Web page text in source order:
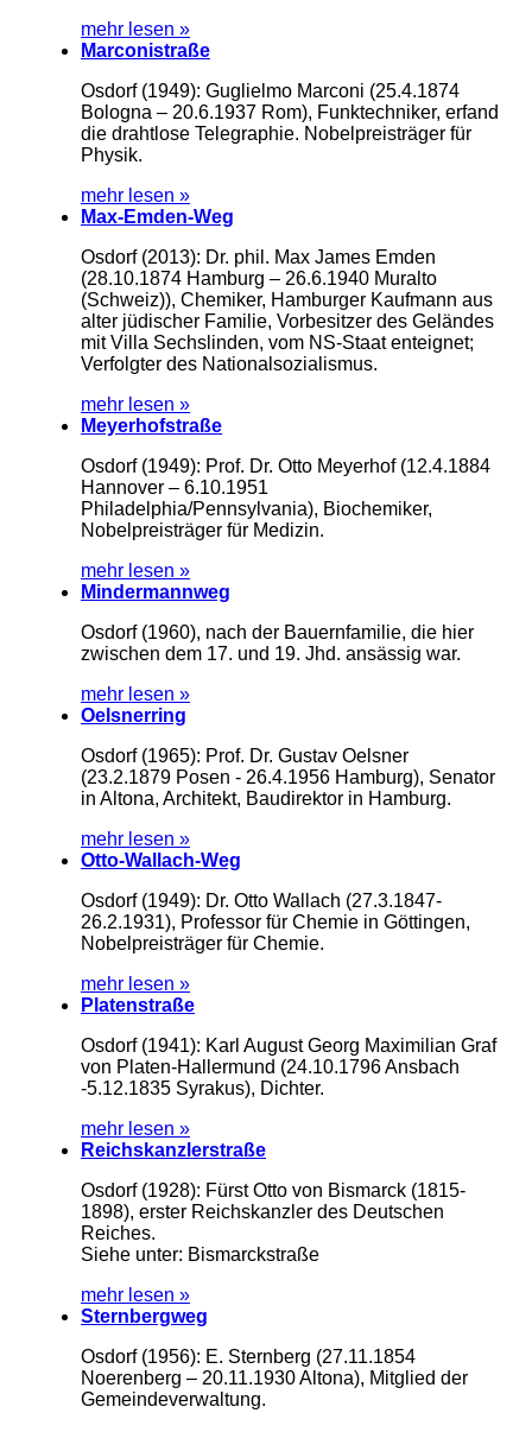
mehr lesen »
Marconistraße
Osdorf (1949): Guglielmo Marconi (25.4.1874
Bologna – 20.6.1937 Rom), Funktechniker, erfand
die drahtlose Telegraphie. Nobelpreisträger für
Physik.
mehr lesen »
Max-Emden-Weg
Osdorf (2013): Dr. phil. Max James Emden
(28.10.1874 Hamburg – 26.6.1940 Muralto
(Schweiz)), Chemiker, Hamburger Kaufmann aus
alter jüdischer Familie, Vorbesitzer des Geländes
mit Villa Sechslinden, vom NS-Staat enteignet;
Verfolgter des Nationalsozialismus.
mehr lesen »
Meyerhofstraße
Osdorf (1949): Prof. Dr. Otto Meyerhof (12.4.1884
Hannover – 6.10.1951
Philadelphia/Pennsylvania), Biochemiker,
Nobelpreisträger für Medizin.
mehr lesen »
Mindermannweg
Osdorf (1960), nach der Bauernfamilie, die hier
zwischen dem 17. und 19. Jhd. ansässig war.
mehr lesen »
Oelsnerring
Osdorf (1965): Prof. Dr. Gustav Oelsner
(23.2.1879 Posen - 26.4.1956 Hamburg), Senator
in Altona, Architekt, Baudirektor in Hamburg.
mehr lesen »
Otto-Wallach-Weg
Osdorf (1949): Dr. Otto Wallach (27.3.1847-
26.2.1931), Professor für Chemie in Göttingen,
Nobelpreisträger für Chemie.
mehr lesen »
Platenstraße
Osdorf (1941): Karl August Georg Maximilian Graf
von Platen-Hallermund (24.10.1796 Ansbach
-5.12.1835 Syrakus), Dichter.
mehr lesen »
Reichskanzlerstraße
Osdorf (1928): Fürst Otto von Bismarck (1815-
1898), erster Reichskanzler des Deutschen
Reiches.
Siehe unter: Bismarckstraße
mehr lesen »
Sternbergweg
Osdorf (1956): E. Sternberg (27.11.1854
Noerenberg – 20.11.1930 Altona), Mitglied der
Gemeindeverwaltung.